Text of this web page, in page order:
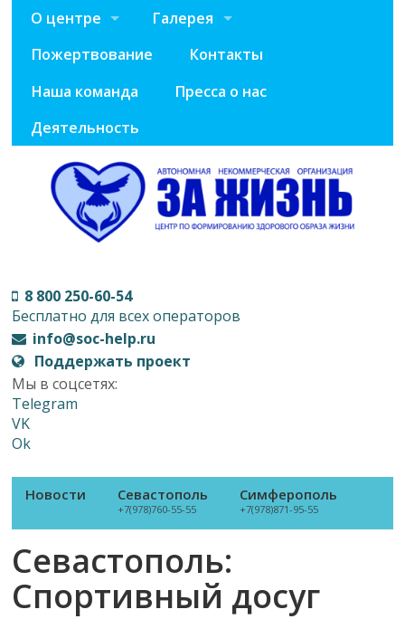
О центре
Галерея
Пожертвование
Контакты
Наша команда
Пресса о нас
Деятельность
8 800 250-60-54
Бесплатно для всех операторов
info@soc-help.ru
Поддержать проект
Мы в соцсетях:
Telegram
VK
Ok
Новости Севастополь
+7(978)760-55-55
Симферополь
+7(978)871-95-55
Севастополь:
Спортивный досуг